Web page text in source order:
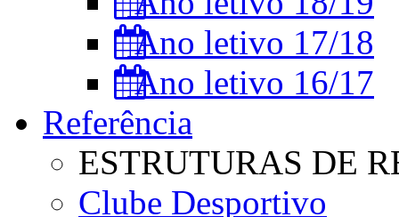
Ano letivo 17/18
Ano letivo 16/17
Referência
ESTRUTURAS DE
Clube Desportivo